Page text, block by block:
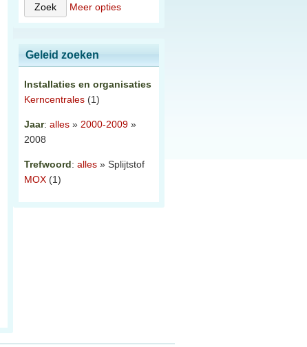
Meer opties
Geleid zoeken
Installaties en organisaties
Kerncentrales (1)
Jaar: alles » 2000-2009 »
2008
Trefwoord: alles » Splijtstof
MOX (1)